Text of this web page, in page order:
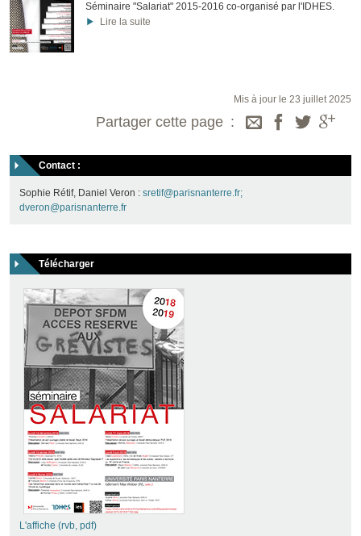
Séminaire "Salariat" 2015-2016 co-organisé par l'IDHES.
Lire la suite
Mis à jour le 23 juillet 2025
Partager cette page
Contact :
Sophie Rétif, Daniel Veron : sretif@parisnanterre.fr;
dveron@parisnanterre.fr
Télécharger
L'affiche (rvb, pdf)